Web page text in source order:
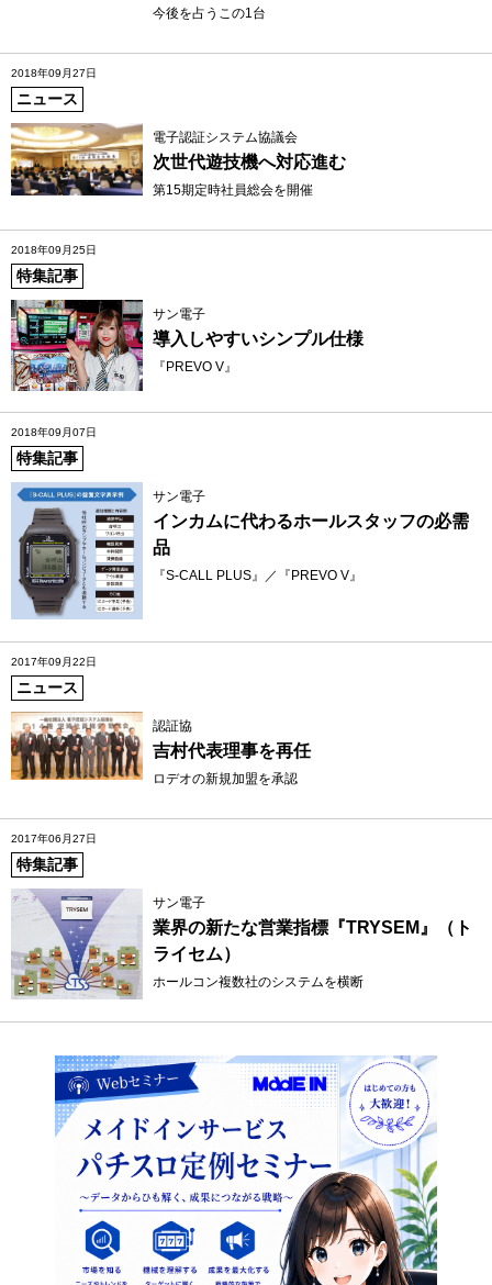
今後を占うこの1台
2018年09月27日
ニュース
電子認証システム協議会
次世代遊技機へ対応進む
第15期定時社員総会を開催
2018年09月25日
特集記事
サン電子
導入しやすいシンプル仕様
『PREVO V』
2018年09月07日
特集記事
サン電子
インカムに代わるホールスタッフの必需
品
『S-CALL PLUS』／『PREVO V』
2017年09月22日
ニュース
認証協
吉村代表理事を再任
ロデオの新規加盟を承認
2017年06月27日
特集記事
サン電子
業界の新たな営業指標『TRYSEM』（ト
ライセム）
ホールコン複数社のシステムを横断